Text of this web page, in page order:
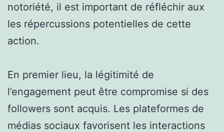
notoriété, il est important de réfléchir aux
les répercussions potentielles de cette
action.
En premier lieu, la légitimité de
l’engagement peut être compromise si des
followers sont acquis. Les plateformes de
médias sociaux favorisent les interactions